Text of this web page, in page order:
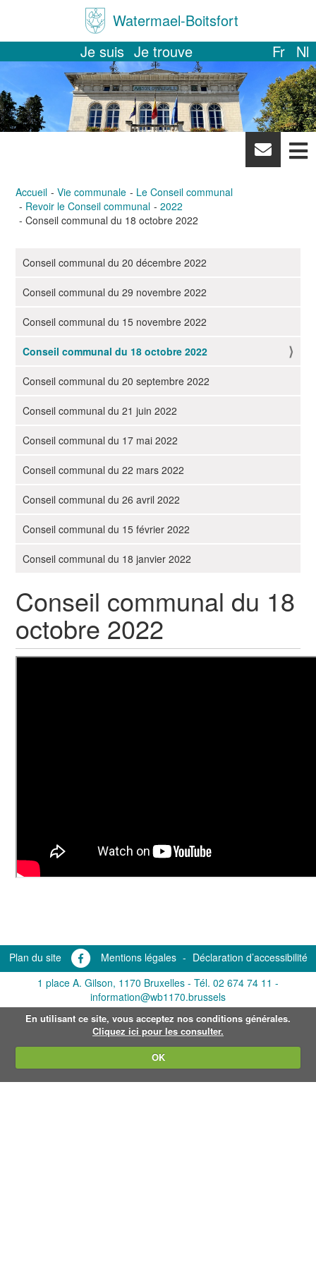
Watermael-Boitsfort
Je suis Je trouve Fr Nl
News
Accueil Vie communale
Le Conseil communal
Revoir le Conseil communal
2022
Conseil communal du 18 octobre 2022
N
v
i
a
i
o
Conseil communal du 20 décembre 2022
Conseil communal du 29 novembre 2022
Conseil communal du 15 novembre 2022
Conseil communal du 18 octobre 2022
Conseil communal du 20 septembre 2022
Conseil communal du 21 juin 2022
Conseil communal du 17 mai 2022
Conseil communal du 22 mars 2022
Conseil communal du 26 avril 2022
Conseil communal du 15 février 2022
Conseil communal du 18 janvier 2022
Conseil communal du 18
octobre 2022
Plan du site Mentions légales - Déclaration d’accessibilité
1 place A. Gilson, 1170 Bruxelles - Tél. 02 674 74 11 -
information@wb1170.brussels
En utilisant ce site, vous acceptez nos conditions générales.
Cliquez ici pour les consulter.
OK